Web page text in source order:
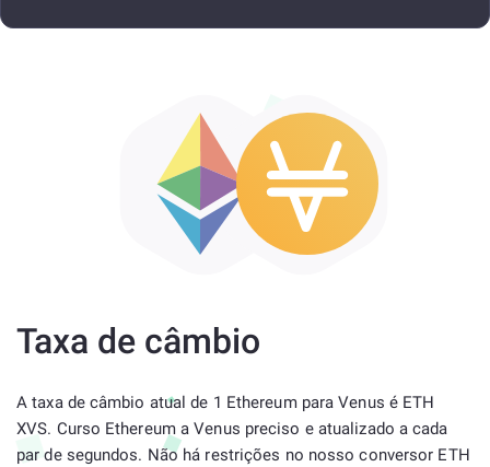
Taxa de câmbio
A taxa de câmbio atual de 1 Ethereum para Venus é ETH
XVS. Curso Ethereum a Venus preciso e atualizado a cada
par de segundos. Não há restrições no nosso conversor ETH